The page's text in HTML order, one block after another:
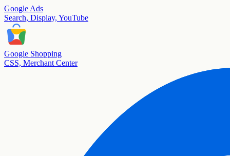
Google Ads
Search, Display, YouTube
Google Shopping
CSS, Merchant Center